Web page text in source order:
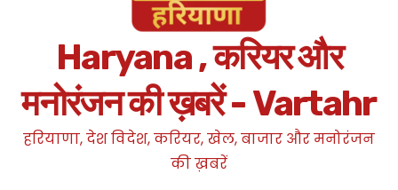
Haryana , करियर और
मनोरंजन की ख़बरें - Vartahr
हरियाणा, देश विदेश, करियर, खेल, बाजार और मनोरंजन
की ख़बरें